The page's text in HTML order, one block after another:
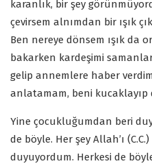
karanlık, bir şey
çevirsem alnımdan bir ışık
Ben nereye dönsem ışık da
bakarken kardeşimi
gelip annemlere haber
anlatamam, beni kucaklayıp
Yine çocukluğumdan beri
de böyle. Her şey Allah’ı
duyuyordum. Herkesi de